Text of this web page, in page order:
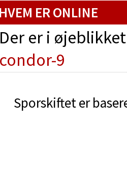
HVEM ER ONLINE
Der er i
condor-9
Sporskiftet er